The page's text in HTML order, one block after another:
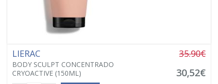
LIERAC
BODY SCULPT CONCENTRADO
CRYOACTIVE (150ML)
35.90€
30,52€